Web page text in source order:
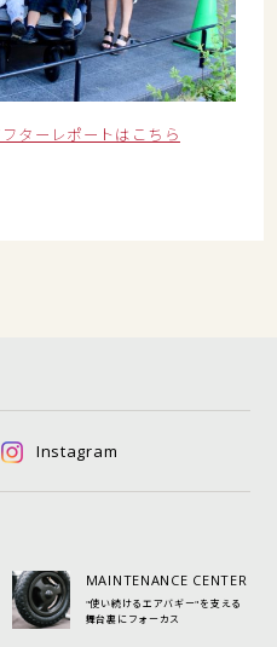
ターレポートはこちら
Instagram
MAINTENANCE CENTER
"使い続けるエアバギー"を支える
舞台裏にフォーカス